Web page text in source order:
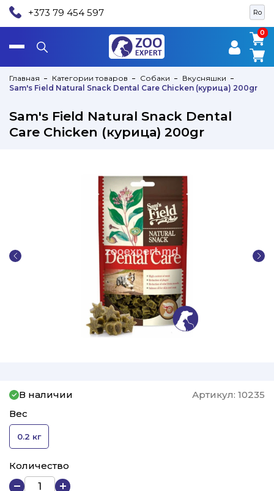
Ro
+373 79 454 597
0
0
Главная Категории товаров Собаки
Вкусняшки
Sam's Field Natural Snack Dental Care Chicken (курица) 200gr
Sam's Field Natural Snack Dental
Care Chicken (курица) 200gr
В наличии Артикул: 10235
Вес
0.2 кг
Количество